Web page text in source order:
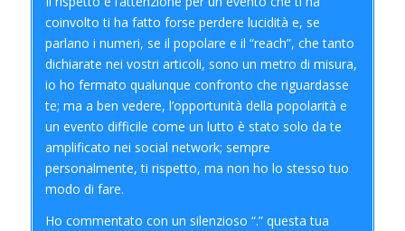
coinvolto ti ha fatto forse perdere lucidità e, se
parlano i numeri, se il popolare e il “reach”, che tanto
dichiarate nei vostri articoli, sono un metro di misura,
io ho fermato qualunque confronto che riguardasse
te; ma a ben vedere, l’opportunità della popolarità e
un evento difficile come un lutto è stato solo da te
amplificato nei social network; sempre
personalmente, ti rispetto, ma non ho lo stesso tuo
modo di fare.
Ho commentato con un silenzioso “.” questa tua